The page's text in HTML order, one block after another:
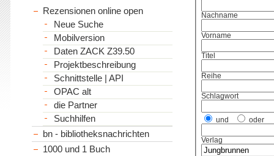
Nachname
Vorname
Titel
Reihe
Schlagwort
und oder
Verlag
Rezensionen online open
Neue Suche
Mobilversion
Daten ZACK Z39.50
Projektbeschreibung
Schnittstelle | API
OPAC alt
die Partner
Suchhilfen
bn - bibliotheksnachrichten
1000 und 1 Buch